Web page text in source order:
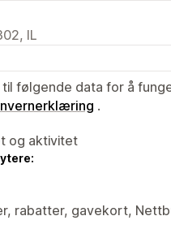
IL
følgende data for å
.
og aktivitet
rabatter, gavekort,